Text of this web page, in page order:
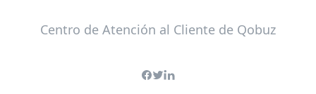
Centro de Atención al Cliente de Qobuz